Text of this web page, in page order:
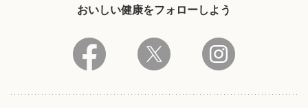
おいしい健康をフォローしよう